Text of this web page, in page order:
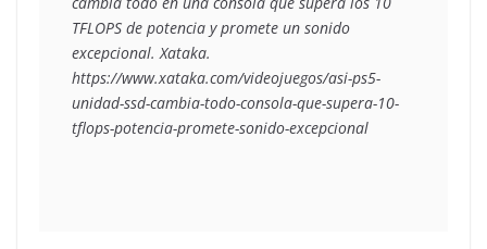
TFLOPS de potencia y promete un sonido
excepcional. Xataka.
https://www.xataka.com/videojuegos/asi-ps5-
unidad-ssd-cambia-todo-consola-que-supera-10-
tflops-potencia-promete-sonido-excepcional